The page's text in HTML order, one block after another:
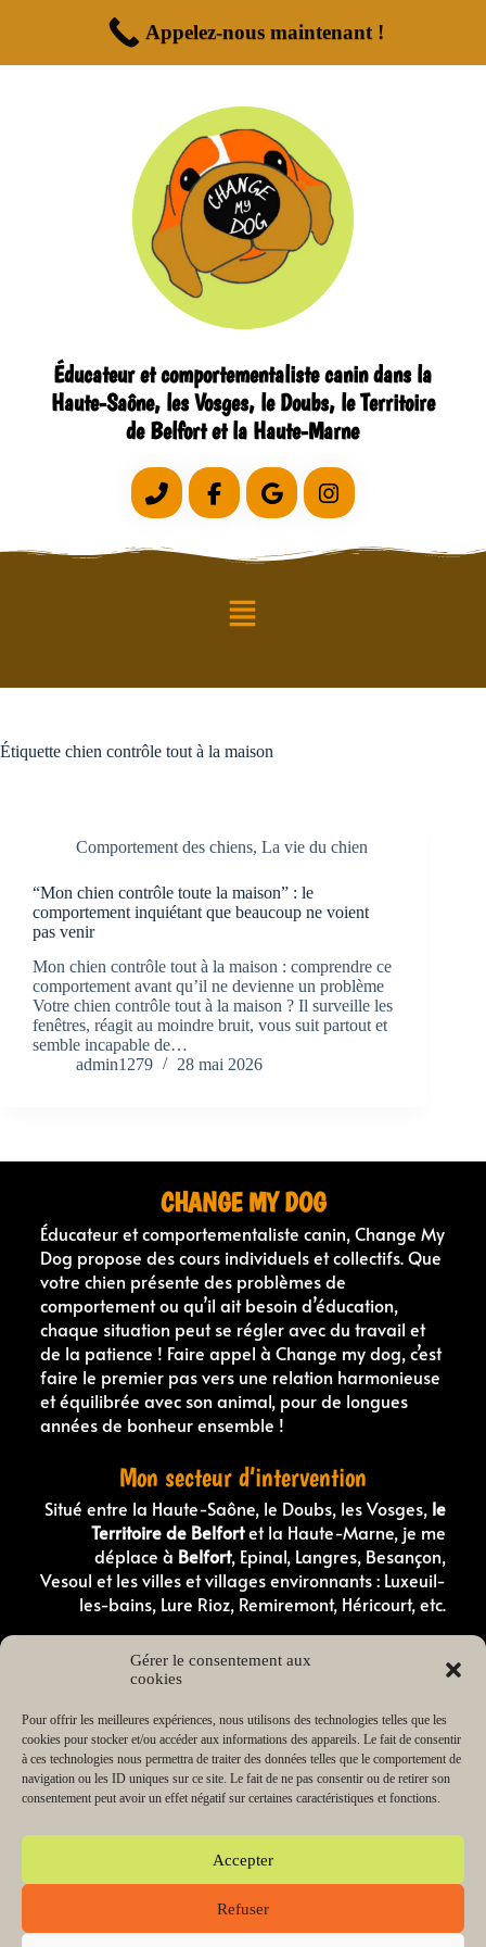
Gérer le consentement aux
cookies
Pour offrir les meilleures expériences, nous utilisons des technologies telles que les
cookies pour stocker et/ou accéder aux informations des appareils. Le fait de consentir
à ces technologies nous permettra de traiter des données telles que le comportement de
navigation ou les ID uniques sur ce site. Le fait de ne pas consentir ou de retirer son
consentement peut avoir un effet négatif sur certaines caractéristiques et fonctions.
Accepter
Refuser
Éducateur et comportementaliste canin dans la
Haute-Saône, les Vosges, le Doubs, le Territoire
de Belfort et la Haute-Marne
Étiquette chien contrôle tout à la maison
Comportement des chiens, La vie du chien
“Mon chien contrôle toute la maison” : le
comportement inquiétant que beaucoup ne voient
pas venir
Mon chien contrôle tout à la maison : comprendre ce
comportement avant qu’il ne devienne un problème
Votre chien contrôle tout à la maison ? Il surveille les
fenêtres, réagit au moindre bruit, vous suit partout et
semble incapable de…
admin1279
28 mai 2026
CHANGE MY DOG
Éducateur et comportementaliste canin, Change My
Dog propose des cours individuels et collectifs. Que
votre chien présente des problèmes de
comportement ou qu’il ait besoin d’éducation,
chaque situation peut se régler avec du travail et
de la patience ! Faire appel à Change my dog, c’est
faire le premier pas vers une relation harmonieuse
et équilibrée avec son animal, pour de longues
années de bonheur ensemble !
Mon secteur d’intervention
Situé entre la Haute-Saône, le Doubs, les Vosges, le
Territoire de Belfortet la Haute-Marne, je me
déplace à Belfort, Epinal, Langres, Besançon,
Vesoul et les villes et villages environnants : Luxeuil-
les-bains, Lure Rioz, Remiremont, Héricourt, etc.
Comportementaliste canin en Haute-Saone
Comportementaliste canin dans les Vosges
Éducateur canin dans le Doubs
Éducateur canin dans le Territoire de Belfort
Éducateur canin en Haute-Marne
Éducateur de chiot en Haute-Saône
Éducateur de chiot dans les Vosges
Lecteur
audio
Copyright © 2026 Change my dog Educateur et
comportementaliste canin Haute-Saône Vosges | Propulsé
Appelez-nous maintenant !